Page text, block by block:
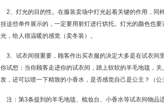
2、灯光的目的性。在服装卖场中灯光起着关键的作用，
挂这些单件展示的，一定要用射灯进行烘托。灯光的颜色也
光，给人很温暖的感觉（卖冬装）。
3、试衣间很重要，顾客作出买衣服的决定大多是在试衣间
你试想：当你顾客走进你的试衣间，踏上软软的羊毛地毯，
发，还可以喷一下精致的小香水，是否感觉自己是公主？（公
注：第3条提到的羊毛地毯、梳妆台、小香水等试衣间物品